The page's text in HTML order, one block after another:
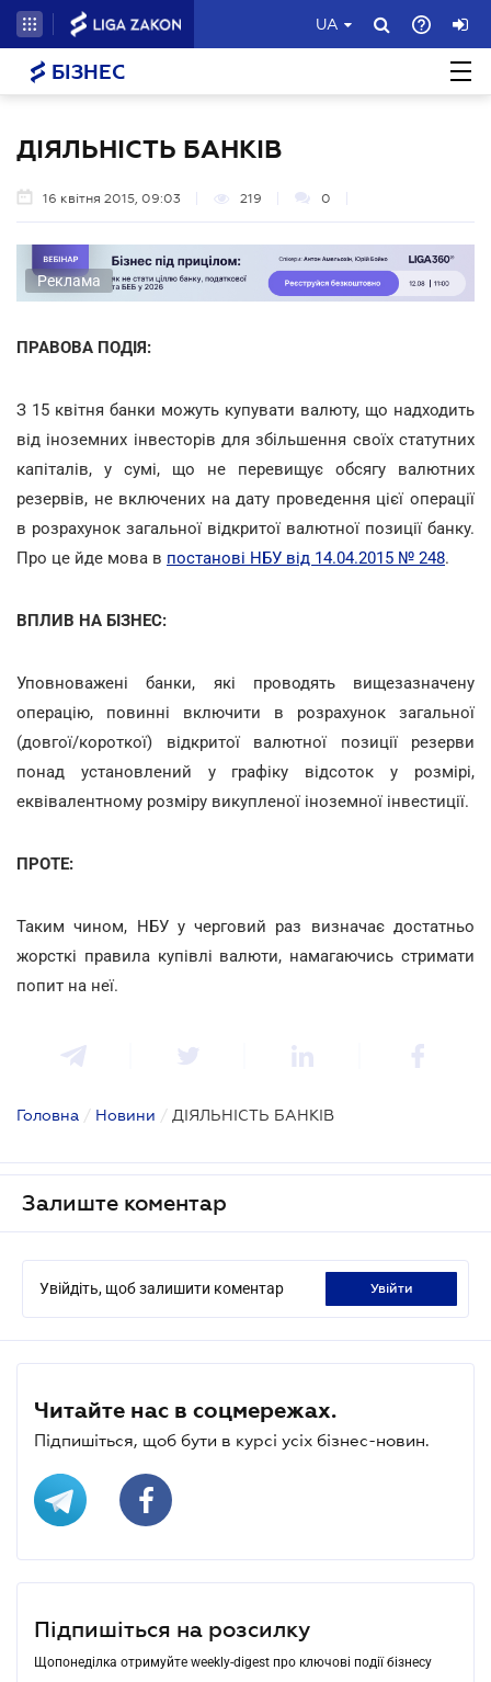
UA
БІЗНЕС
ДІЯЛЬНІСТЬ БАНКІВ
16 квітня 2015, 09:03 219 0
Реклама
ПРАВОВА ПОДІЯ:
З 15 квітня банки можуть купувати валюту, що надходить
від іноземних інвесторів для збільшення своїх статутних
капіталів, у сумі, що не перевищує обсягу валютних
резервів, не включених на дату проведення цієї операції
в розрахунок загальної відкритої валютної позиції банку.
Про це йде мова в постанові НБУ від 14.04.2015 № 248.
ВПЛИВ НА БІЗНЕС:
Уповноважені банки, які проводять вищезазначену
операцію, повинні включити в розрахунок загальної
(довгої/короткої) відкритої валютної позиції резерви
понад установлений у графіку відсоток у розмірі,
еквівалентному розміру викупленої іноземної інвестиції.
ПРОТЕ:
Таким чином, НБУ у черговий раз визначає достатньо
жорсткі правила купівлі валюти, намагаючись стримати
попит на неї.
Головна / Новини / ДІЯЛЬНІСТЬ БАНКІВ
Залиште коментар
Увійдіть, щоб залишити коментар увійти
Читайте нас в соцмережах.
Підпишіться, щоб бути в курсі усіх бізнес-новин.
Підпишіться на розсилку
Щопонеділка отримуйте weekly-digest про ключові події бізнесу